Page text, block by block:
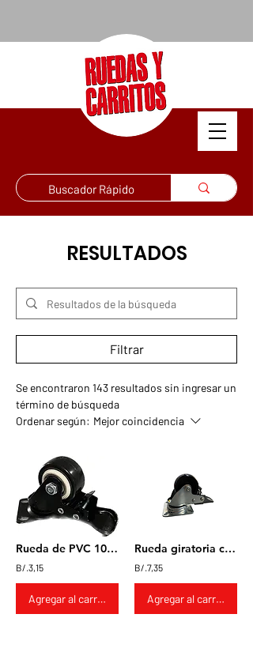
RESULTADOS
Filtrar
Se encontraron 143 resultados sin ingresar un
término de búsqueda
Ordenar según: Mejor coincidencia
Rueda de PVC 10x20mm Giratoria con freno
B/.3,15
Agregar al carrito
Rueda giratoria con freno de nylon 2x1"
B/.7,35
Agregar al carrito